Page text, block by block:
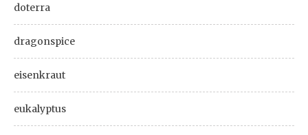
doterra
dragonspice
eisenkraut
eukalyptus